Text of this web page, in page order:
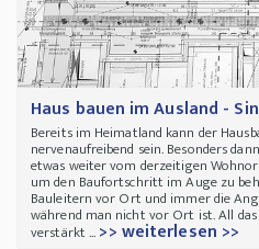
Haus bauen im Ausland -
Bereits im Heimatland kann der
nervenaufreibend sein. Besonders
etwas weiter vom derzeitigen
um den Baufortschritt im Auge zu
Bauleitern vor Ort und immer die
während man nicht vor Ort ist. All
verstärkt ...>> weiterlesen >>